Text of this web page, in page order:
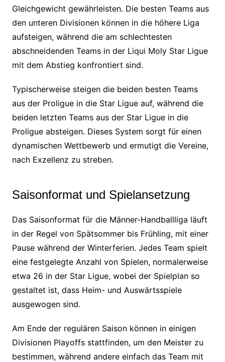
Gleichgewicht gewährleisten. Die besten Teams aus
den unteren Divisionen können in die höhere Liga
aufsteigen, während die am schlechtesten
abschneidenden Teams in der Liqui Moly Star Ligue
mit dem Abstieg konfrontiert sind.
Typischerweise steigen die beiden besten Teams
aus der Proligue in die Star Ligue auf, während die
beiden letzten Teams aus der Star Ligue in die
Proligue absteigen. Dieses System sorgt für einen
dynamischen Wettbewerb und ermutigt die Vereine,
nach Exzellenz zu streben.
Saisonformat und Spielansetzung
Das Saisonformat für die Männer-Handballliga läuft
in der Regel von Spätsommer bis Frühling, mit einer
Pause während der Winterferien. Jedes Team spielt
eine festgelegte Anzahl von Spielen, normalerweise
etwa 26 in der Star Ligue, wobei der Spielplan so
gestaltet ist, dass Heim- und Auswärtsspiele
ausgewogen sind.
Am Ende der regulären Saison können in einigen
Divisionen Playoffs stattfinden, um den Meister zu
bestimmen, während andere einfach das Team mit